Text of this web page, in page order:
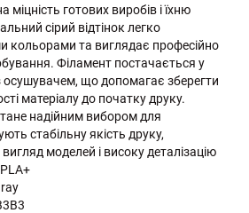
готових виробів і їхню
сірий відтінок легко
кольорами та виглядає професійно
Філамент постачається у
осушувачем, що допомагає зберегти
матеріалу до початку друку.
надійним вибором для
стабільну якість друку,
моделей і високу деталізацію